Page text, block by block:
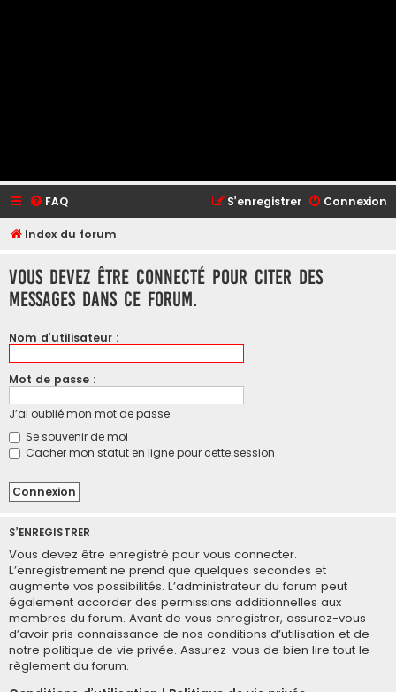
FAQ Connexion
S’enregistrer
Index du forum
Vous devez être connecté pour citer des
messages dans ce forum.
Nom d’utilisateur :
Mot de passe :
J’ai oublié mon mot de passe
Se souvenir de moi
Cacher mon statut en ligne pour cette session
S’ENREGISTRER
Vous devez être enregistré pour vous connecter.
L’enregistrement ne prend que quelques secondes et
augmente vos possibilités. L’administrateur du forum peut
également accorder des permissions additionnelles aux
membres du forum. Avant de vous enregistrer, assurez-vous
d’avoir pris connaissance de nos conditions d’utilisation et de
notre politique de vie privée. Assurez-vous de bien lire tout le
règlement du forum.